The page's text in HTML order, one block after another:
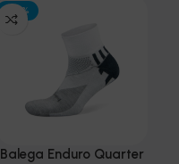
-30%
Balega Enduro Quarter